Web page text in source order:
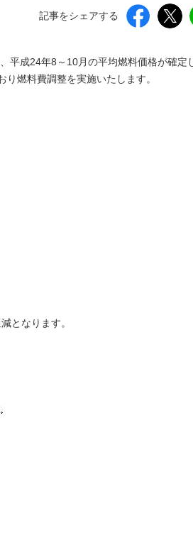
記事をシェアする
平成24年8～10月の平均燃料価格が確定
燃料費調整を実施いたします。
となります。